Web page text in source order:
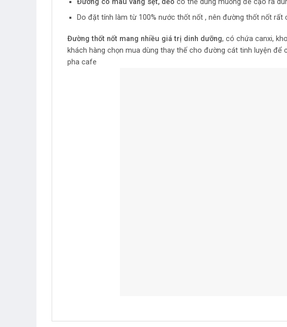
Do đặt tính làm từ 100% nước thốt nốt , nên đường thốt nốt rất
Đường thốt nốt mang nhiều giá trị dinh dưỡng, có chứa canxi,
khách hàng chọn mua dùng thay thế cho đường cát tinh luyện để
pha cafe